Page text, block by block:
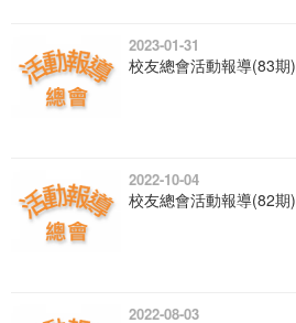
2023-01-31
校友總會活動報導(83期)
2022-10-04
校友總會活動報導(82期)
2022-08-03